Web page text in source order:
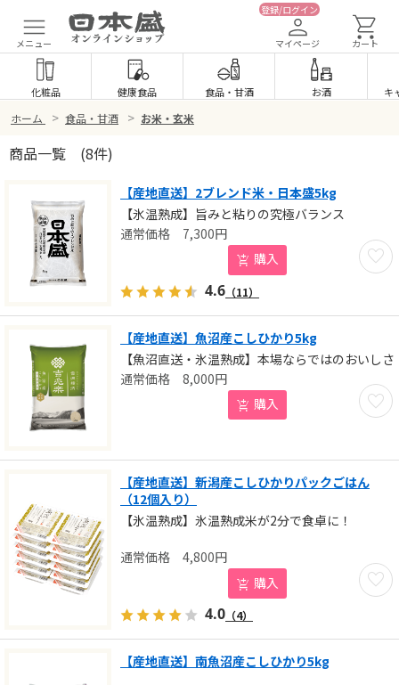
メニュー
登録/ログイン
マイページ カート
化粧品 健康食品 食品・ 甘酒 お酒 キ
ホーム > 食品・甘酒 > お米・玄米
商品一覧 (8件)
【産地直送】2ブレンド米・日本盛5kg
【氷温熟成】旨みと粘りの究極バランス
お気
7,300円
購入
4.6 （11）
【産地直送】魚沼産こしひかり5kg
【魚沼直送・氷温熟成】本場ならではのおいしさ
お気
8,000円
購入
【産地直送】新潟産こしひかりパックごはん
（12個入り）
【氷温熟成】氷温熟成米が2分で食卓に！
お気
4,800円
購入
4.0 （4）
【産地直送】南魚沼産こしひかり5kg